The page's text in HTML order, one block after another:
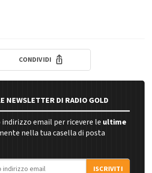
CONDIVIDI
NEWSLETTER DI RADIO GOLD
email per ricevere le ultime
nella tua casella di posta
ISCRIVITI